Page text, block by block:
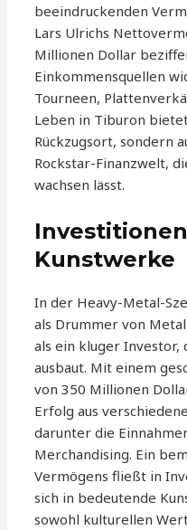
beeindruckenden
Lars Ulrichs
Millionen Dollar
Einkommensquellen
Tourneen,
Leben in Tiburon
Rückzugsort, sondern
Rockstar-Finanzwelt,
wachsen lässt.
Kunstwerke
In der Heavy-Metal-
als Drummer von
als ein kluger Investor,
ausbaut. Mit einem
von 350 Millionen
Erfolg aus
darunter die
Merchandising. Ein
Vermögens fließt in
sich in bedeutende
sowohl kulturellen